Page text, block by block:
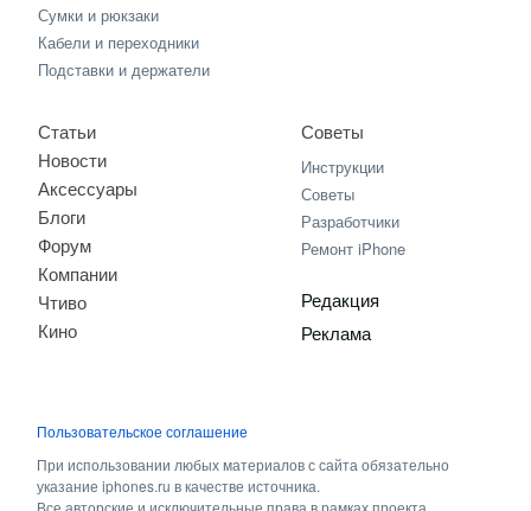
Сумки и рюкзаки
Кабели и переходники
Подставки и держатели
Статьи
Новости
Аксессуары
Блоги
Форум
Компании
Чтиво
Кино
Советы
Инструкции
Советы
Разработчики
Ремонт iPhone
Редакция
Реклама
Пользовательское соглашение
При использовании любых материалов с сайта обязательно
указание iphones.ru в качестве источника.
Все авторские и исключительные права в рамках проекта